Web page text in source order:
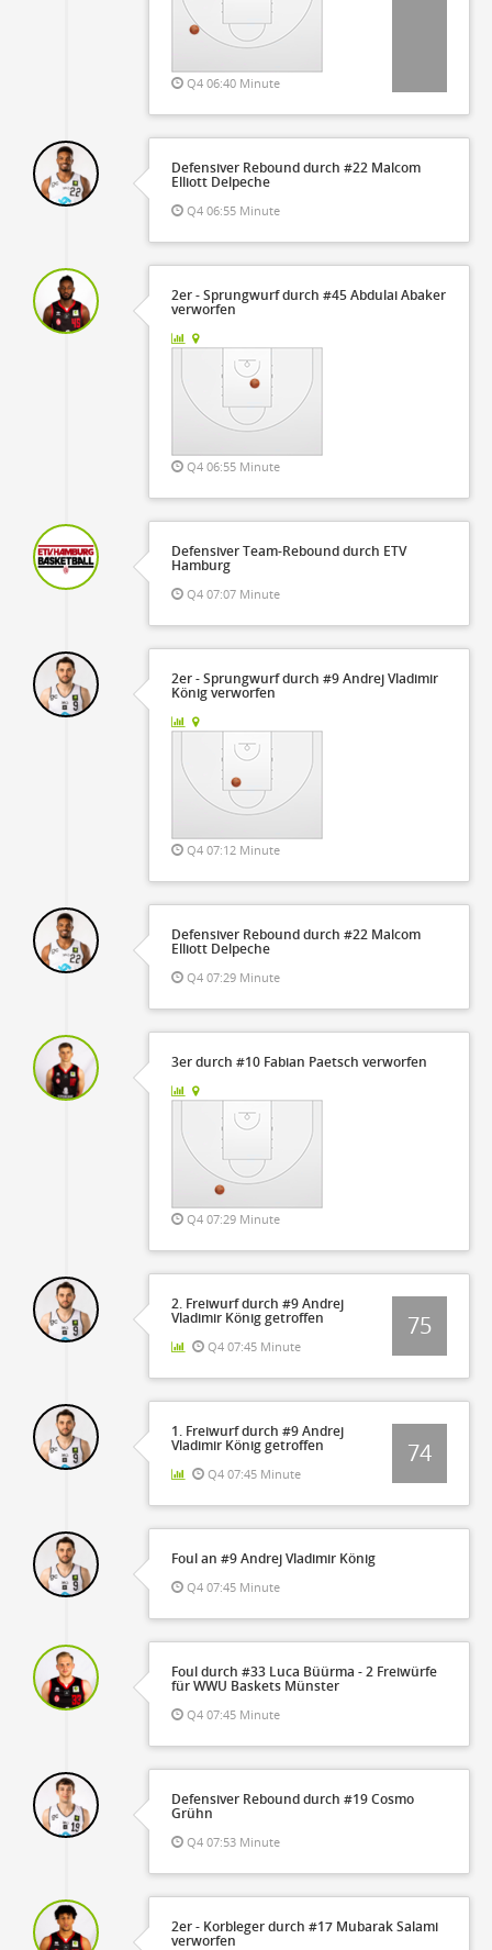
Q4 06:40 Minute
Defensiver Rebound durch #22 Malcom
Elliott Delpeche
Q4 06:55 Minute
2er - Sprungwurf durch #45 Abdulai Abaker
verworfen
Q4 06:55 Minute
Defensiver Team-Rebound durch ETV
Hamburg
Q4 07:07 Minute
2er - Sprungwurf durch #9 Andrej Vladimir
König verworfen
Q4 07:12 Minute
Defensiver Rebound durch #22 Malcom
Elliott Delpeche
Q4 07:29 Minute
3er durch #10 Fabian Paetsch verworfen
Q4 07:29 Minute
2. Freiwurf durch #9 Andrej
Vladimir König getroffen
Q4 07:45 Minute
75
1. Freiwurf durch #9 Andrej
Vladimir König getroffen
Q4 07:45 Minute
74
Foul an #9 Andrej Vladimir König
Q4 07:45 Minute
Foul durch #33 Luca Büürma - 2 Freiwürfe
für WWU Baskets Münster
Q4 07:45 Minute
Defensiver Rebound durch #19 Cosmo
Grühn
Q4 07:53 Minute
2er - Korbleger durch #17 Mubarak Salami
verworfen